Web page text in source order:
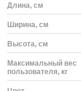
Длина, см
Ширина, см
Высота, см
Максимальный вес
пользователя, кг